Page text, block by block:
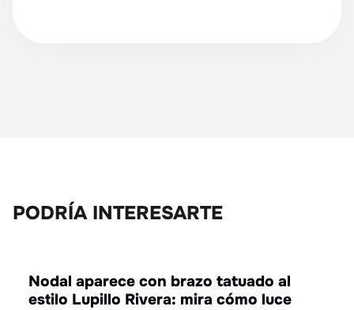
PODRÍA INTERESARTE
ENTRETENIMIENTO
Nodal aparece con brazo tatuado al
estilo Lupillo Rivera: mira cómo luce